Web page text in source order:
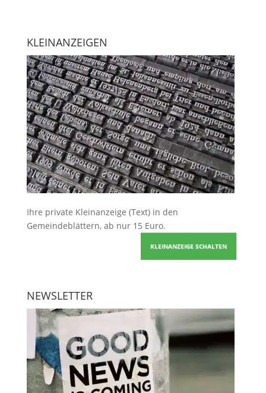
KLEINANZEIGEN
Ihre private Kleinanzeige (Text) in den
Gemeindeblättern, ab nur 15 Euro.
KLEINANZEIGE SCHALTEN
NEWSLETTER